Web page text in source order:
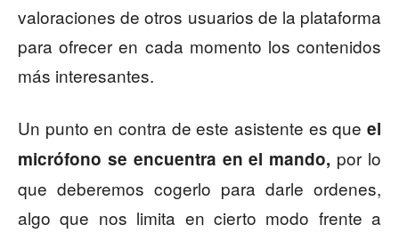
valoraciones de otros usuarios de la plataforma
para ofrecer en cada momento los contenidos
más interesantes.
Un punto en contra de este asistente es que el
micrófono se encuentra en el mando, por lo
que deberemos cogerlo para darle ordenes,
algo que nos limita en cierto modo frente a